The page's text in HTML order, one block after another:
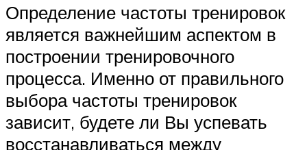
Определение частоты тренировок
является важнейшим аспектом в
построении тренировочного
процесса. Именно от правильного
выбора частоты тренировок
зависит, будете ли Вы успевать
восстанавливаться между